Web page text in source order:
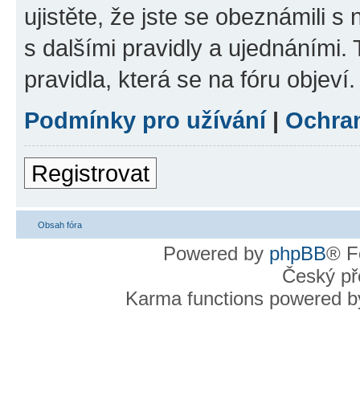
ujistěte, že jste se obeznámili s
s dalšími pravidly a ujednáními.
pravidla, která se na fóru objeví.
Podmínky pro užívání |
Registrovat
Obsah fóra
Powered by phpBB®
Český
Karma functions powered